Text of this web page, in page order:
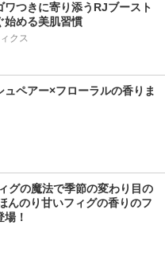
ワつきに寄り添うRJブースト
始める美肌習慣
クス
ペアー×フローラルの香りま
グの魔法で季節の変わり目の
んのり甘いフィグの香りのフ
！